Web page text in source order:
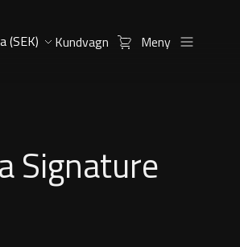
Kundvagn Meny
Signature